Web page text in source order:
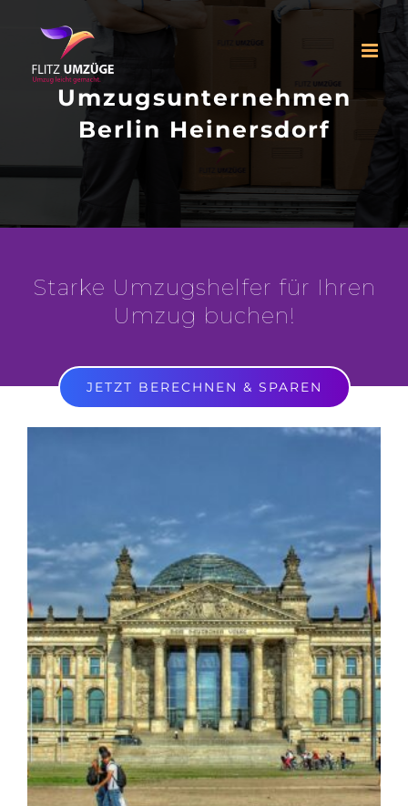
springen
Umzugsunternehmen
Berlin Heinersdorf
Starke Umzugshelfer für Ihren
Umzug buchen!
JETZT BERECHNEN & SPAREN